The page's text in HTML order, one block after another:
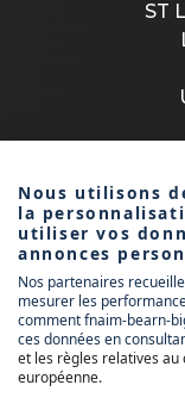
ST
Nous utilisons
la
utiliser vos
annonces
Nos partenaires
mesurer les
comment fnaim-bearn-
ces données en
et les règles relatives au
européenne.